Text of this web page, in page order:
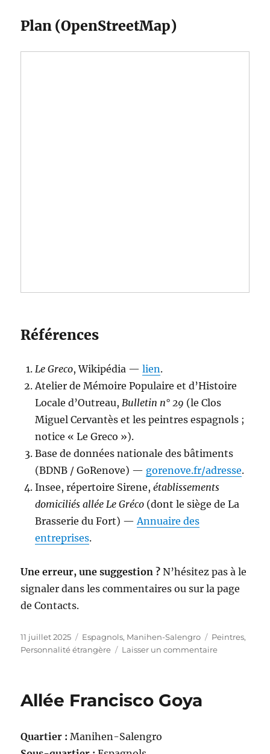
Plan (OpenStreetMap)
Références
Le Greco, Wikipédia —lien.
Atelier de Mémoire Populaire et d’Histoire
Locale d’Outreau, Bulletin n° 29 (le Clos
Miguel Cervantès et les peintres espagnols ;
notice « Le Greco »).
Base de données nationale des bâtiments
(BDNB / GoRenove) — gorenove.fr/adresse.
Insee, répertoire Sirene,établissements
domiciliés allée Le Gréco (dont le siège de La
Brasserie du Fort) — Annuaire des
entreprises.
Une erreur, une suggestion ? N’hésitez pas à le
signaler dans les commentaires ou sur la page
de Contacts.
Publié
le
11 juillet 2025 Catégories
Espagnols, Manihen-Salengro Étiquettes
Peintres,
Personnalité étrangère
Laisser un commentairesur
Allée Francisco Goya
Quartier : Manihen-Salengro